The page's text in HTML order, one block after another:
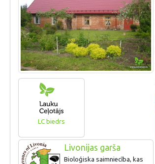
LC biedrs
Livonijas garša
Bioloģiska saimniecība, kas